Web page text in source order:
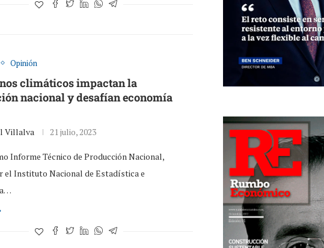
Opinión
climáticos impactan la
nacional y desafían economía
Villalva 21 julio, 2023
Informe Técnico de Producción Nacional,
el Instituto Nacional de Estadística e